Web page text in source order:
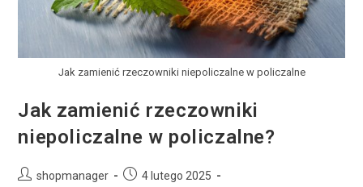
Jak zamienić rzeczowniki niepoliczalne w policzalne
Jak zamienić rzeczowniki
niepoliczalne w policzalne?
shopmanager
4 lutego 2025